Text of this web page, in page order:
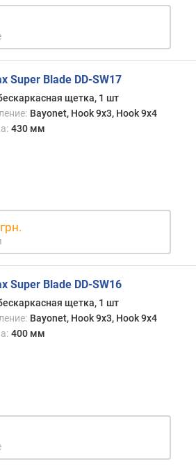
Super Blade DD-SW17
щетка, 1 шт
Bayonet, Hook 9x3, Hook 9x4
430 мм
грн.
Super Blade DD-SW16
щетка, 1 шт
Bayonet, Hook 9x3, Hook 9x4
400 мм